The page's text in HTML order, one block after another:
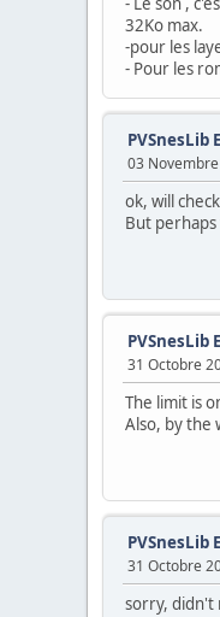
32Ko max.
-pour les
- Pour les
PVSnesLib
03
ok, will
But
PVSnesLib
31 Octobre
The limit is
Also, by the
PVSnesLib
31 Octobre
sorry, didn't